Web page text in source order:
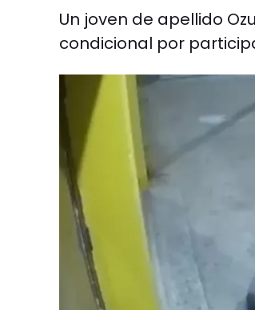
Un joven de apellido
condicional por